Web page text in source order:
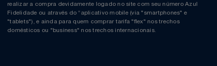
realizar a compra devidamente logado no site com seu número Azul
Fidelidade ou através do “aplicativo mobile (via "smartphones" e
"tablets"), e ainda para quem comprar tarifa "flex" nos trechos
domésticos ou "business" nos trechos internacionais.